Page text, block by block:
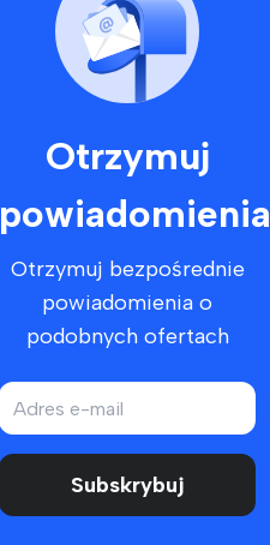
Otrzymuj
powiadomienia
Otrzymuj bezpośrednie
powiadomienia o
podobnych ofertach
Subskrybuj